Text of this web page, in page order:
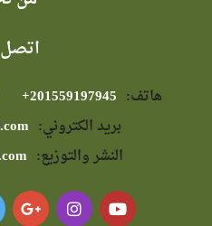
اتصل
هاتف:
بريد الكتروني: info.afaip@gmail.com
النشر والتوزيع: info.afaip@gmail.com